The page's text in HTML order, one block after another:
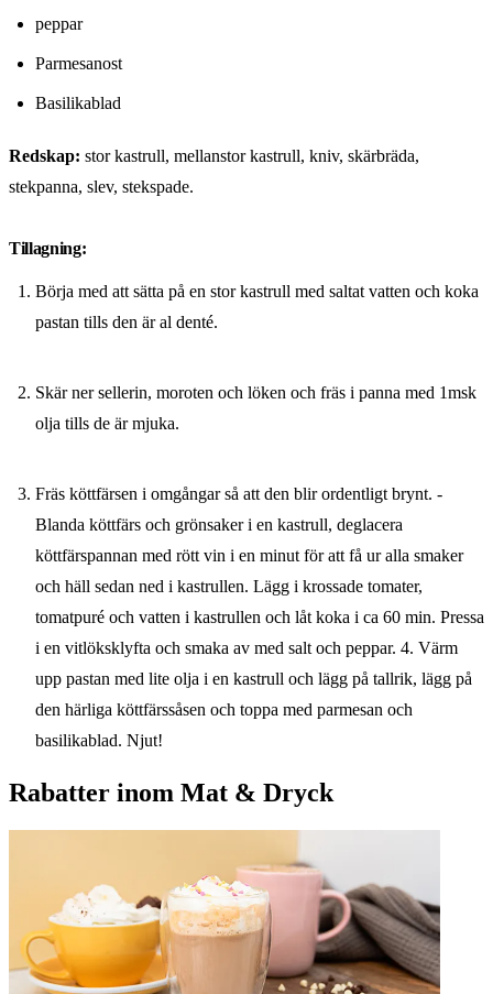
peppar
Parmesanost
Basilikablad
Redskap: stor kastrull, mellanstor kastrull, kniv, skärbräda,
stekpanna, slev, stekspade.
Tillagning:
Börja med att sätta på en stor kastrull med saltat vatten och koka
pastan tills den är al denté.
Skär ner sellerin, moroten och löken och fräs i panna med 1msk
olja tills de är mjuka.
Fräs köttfärsen i omgångar så att den blir ordentligt brynt. -
Blanda köttfärs och grönsaker i en kastrull, deglacera
köttfärspannan med rött vin i en minut för att få ur alla smaker
och häll sedan ned i kastrullen. Lägg i krossade tomater,
tomatpuré och vatten i kastrullen och låt koka i ca 60 min. Pressa
i en vitlöksklyfta och smaka av med salt och peppar. 4. Värm
upp pastan med lite olja i en kastrull och lägg på tallrik, lägg på
den härliga köttfärssåsen och toppa med parmesan och
basilikablad. Njut!
Rabatter inom Mat & Dryck